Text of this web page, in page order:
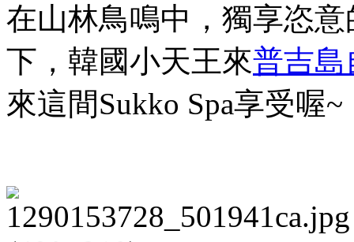
在山林鳥鳴中，獨享恣
下，韓國小天王來普吉島
來這間Sukko Spa享受喔~